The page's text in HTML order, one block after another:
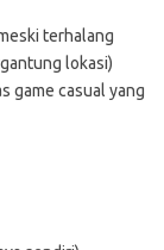
terhalang
lokasi)
game casual yang